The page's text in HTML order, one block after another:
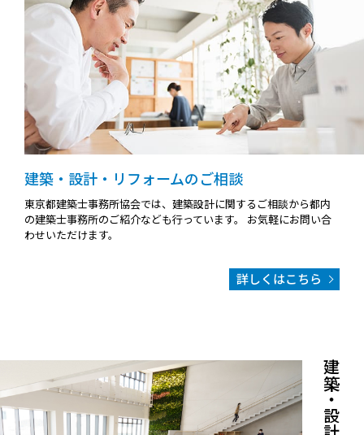
建築・設計・リフォームのご相談
東京都建築士事務所協会では、建築設計に関するご相談から都内
の建築士事務所のご紹介なども行っています。
お気軽にお問い合
わせいただけます。
詳しくはこちら